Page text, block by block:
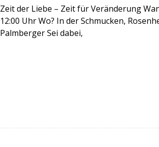
Zeit der Liebe – Zeit für Veränderung
12:00 Uhr Wo? In der Schmucken,
Palmberger Sei dabei,